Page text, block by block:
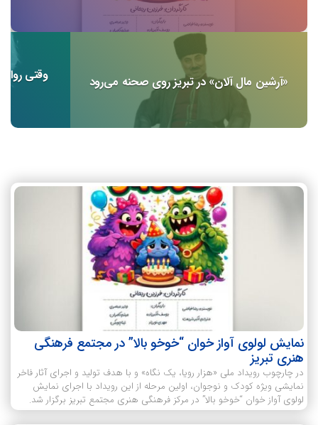
«آرشین مال آلان» در تبریز روی صحنه می‌رود وقتی
نمایش لولوی آواز خوان “خوخو بالا” در مجتمع فرهنگی
هنری تبریز
در چارچوب رویداد ملی «هزار رویا، یک نگاه» و با هدف تولید و اجرای آثار فاخر
نمایشی ویژه کودک و نوجوان، اولین مرحله از این رویداد با اجرای نمایش
لولوی آواز خوان “خوخو بالا” در مرکز فرهنگی هنری مجتمع تبریز برگزار شد.